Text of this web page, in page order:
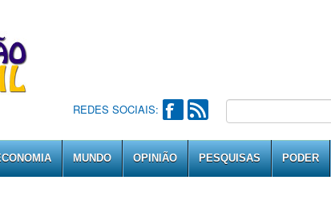
REDES SOCIAIS:
MUNDO OPINIÃO PESQUISAS PODER